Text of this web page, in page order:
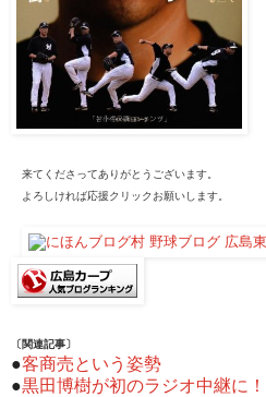
来てくださってありがとうございます。
よろしければ応援クリックお願いします。
〔関連記事〕
●客商売という姿勢
●黒田博樹が初のラジオ中継に！